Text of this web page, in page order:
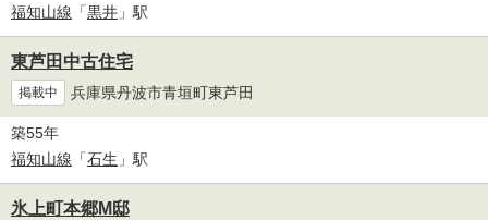
福知山線 「黒井 」駅
東芦田中古住宅
掲載中 兵庫県丹波市青垣町東芦田
築55年
福知山線 「石生 」駅
氷上町本郷М邸